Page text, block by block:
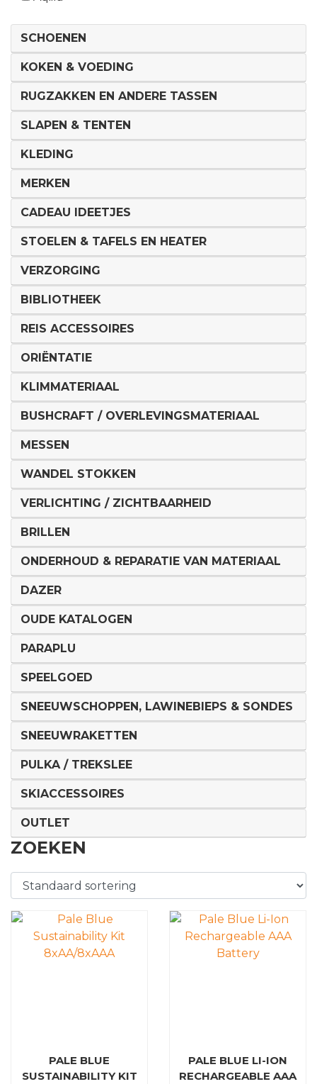
SCHOENEN
KOKEN & VOEDING
RUGZAKKEN EN ANDERE TASSEN
SLAPEN & TENTEN
KLEDING
MERKEN
CADEAU IDEETJES
STOELEN & TAFELS EN HEATER
VERZORGING
BIBLIOTHEEK
REIS ACCESSOIRES
ORIËNTATIE
KLIMMATERIAAL
BUSHCRAFT / OVERLEVINGSMATERIAAL
MESSEN
WANDEL STOKKEN
VERLICHTING / ZICHTBAARHEID
BRILLEN
ONDERHOUD & REPARATIE VAN MATERIAAL
DAZER
OUDE KATALOGEN
PARAPLU
SPEELGOED
SNEEUWSCHOPPEN, LAWINEBIEPS & SONDES
SNEEUWRAKETTEN
PULKA / TREKSLEE
SKIACCESSOIRES
OUTLET
ZOEKEN
PALE BLUE
SUSTAINABILITY KIT
PALE BLUE LI-ION
RECHARGEABLE AAA